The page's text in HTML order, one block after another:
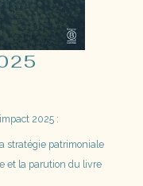
2025 :
stratégie patrimoniale
et la parution du livre